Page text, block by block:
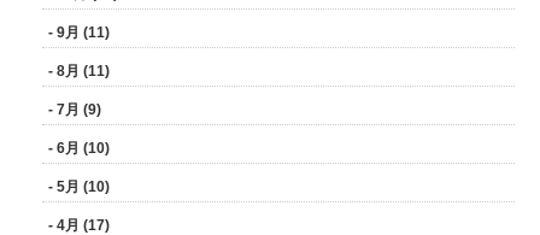
- 9月 (11)
- 8月 (11)
- 7月 (9)
- 6月 (10)
- 5月 (10)
- 4月 (17)